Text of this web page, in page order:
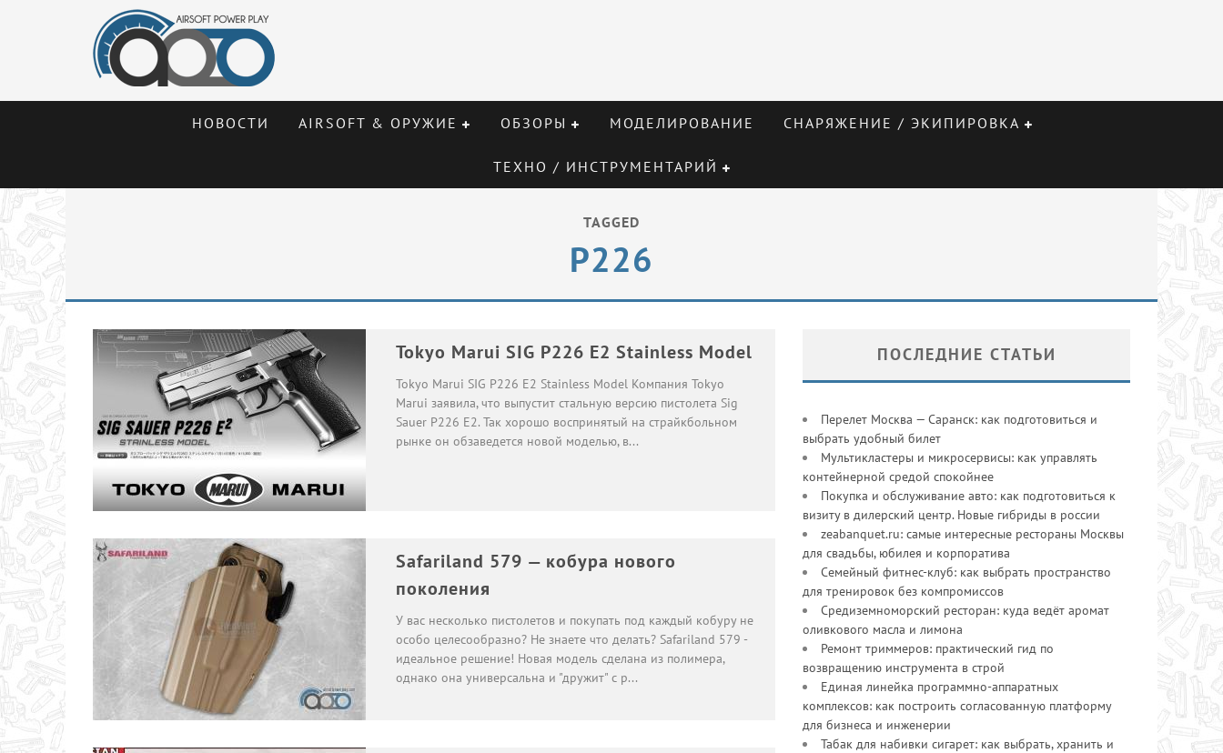
НОВОСТИ AIRSOFT & ОРУЖИЕ ОБЗОРЫ МОДЕЛИРОВАНИЕ СНАРЯЖЕНИЕ / ЭКИПИРОВКА
ТЕХНО / ИНСТРУМЕНТАРИЙ
TAGGED
P226
Tokyo Marui SIG P226 E2 Stainless Model
Tokyo Marui SIG P226 E2 Stainless Model Компания Tokyo
Marui заявила, что выпустит стальную версию пистолета Sig
Sauer P226 E2. Так хорошо воспринятый на страйкбольном
рынке он обзаведется новой моделью, в...
Safariland 579 — кобура нового
поколения
У вас несколько пистолетов и покупать под каждый кобуру не
особо целесообразно? Не знаете что делать? Safariland 579 -
идеальное решение! Новая модель сделана из полимера,
однако она универсальна и "дружит" с р...
ПОСЛЕДНИЕ СТАТЬИ
Перелет Москва — Саранск: как подготовиться и
выбрать удобный билет
Мультикластеры и микросервисы: как управлять
контейнерной средой спокойнее
Покупка и обслуживание авто: как подготовиться к
визиту в дилерский центр. Новые гибриды в россии
zeabanquet.ru: самые интересные рестораны Москвы
для свадьбы, юбилея и корпоратива
Семейный фитнес-клуб: как выбрать пространство
для тренировок без компромиссов
Средиземноморский ресторан: куда ведёт аромат
оливкового масла и лимона
Ремонт триммеров: практический гид по
возвращению инструмента в строй
Единая линейка программно-аппаратных
комплексов: как построить согласованную платформу
для бизнеса и инженерии
Табак для набивки сигарет: как выбрать, хранить и